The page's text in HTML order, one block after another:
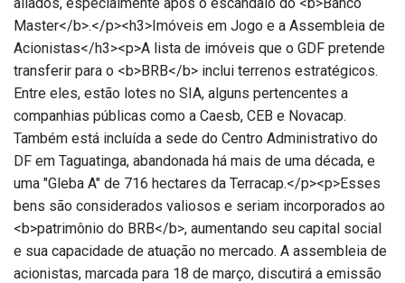
Master</b>.</p><h3>Imóveis em Jogo e a Assembleia de
Acionistas</h3><p>A lista de imóveis que o GDF pretende
transferir para o <b>BRB</b> inclui terrenos estratégicos.
Entre eles, estão lotes no SIA, alguns pertencentes a
companhias públicas como a Caesb, CEB e Novacap.
Também está incluída a sede do Centro Administrativo do
DF em Taguatinga, abandonada há mais de uma década, e
uma "Gleba A" de 716 hectares da Terracap.</p><p>Esses
bens são considerados valiosos e seriam incorporados ao
<b>patrimônio do BRB</b>, aumentando seu capital social
e sua capacidade de atuação no mercado. A assembleia de
acionistas, marcada para 18 de março, discutirá a emissão